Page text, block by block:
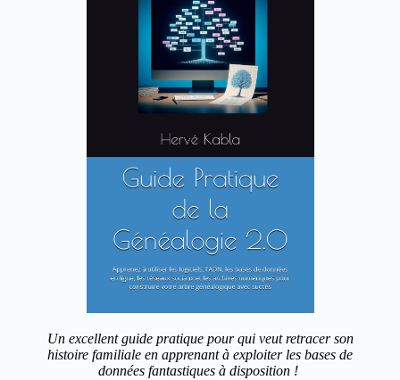
Un excellent guide pratique pour qui veut retracer son
histoire familiale en apprenant à exploiter les bases de
données fantastiques à disposition !